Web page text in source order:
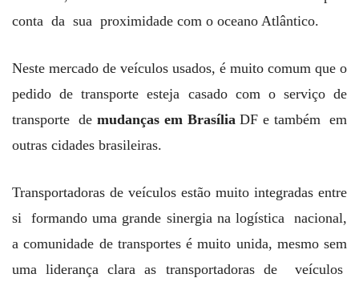
conta da sua proximidade com o oceano Atlântico.
Neste mercado de veículos usados, é muito comum que o
pedido de transporte esteja casado com o serviço de
transporte demudanças em BrasíliaDF e também em
outras cidades brasileiras.
Transportadoras de veículos estão muito integradas entre
si formando uma grande sinergia na logística nacional,
a comunidade de transportes é muito unida, mesmo sem
uma liderança clara as transportadoras de veículos